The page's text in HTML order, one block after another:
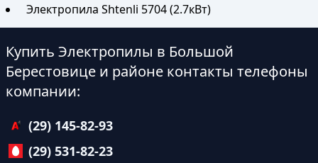
Электропила Shtenli 5704 (2.7кВт)
Купить Электропилы в Большой
Берестовице и районе контакты телефоны
компании:
(29) 145-82-93
(29) 531-82-23